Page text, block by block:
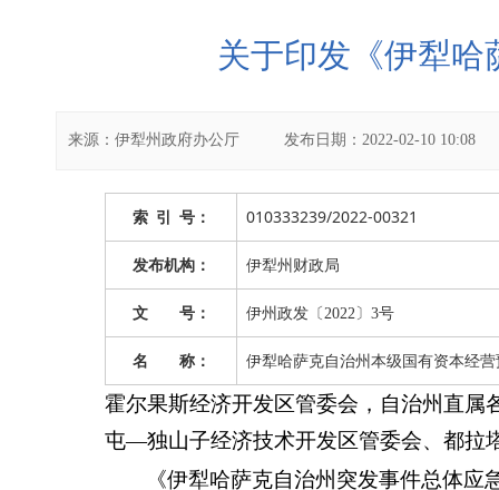
关于印发《伊犁哈
来源： 伊犁州政府办公厅 发布日期： 2022-02-10 10:08
索 引 号： 010333239/2022-00321
发布机构： 伊犁州财政局
文 号： 伊州政发〔2022〕3号
名 称： 伊犁哈萨克自治州本级国有资本经
霍尔果斯经济开发区管委会，自治州直属
屯—独山子经济技术开发区管委会、都拉
《伊犁哈萨克自治州突发事件总体